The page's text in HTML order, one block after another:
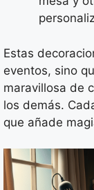
Estas
eventos, sino
maravillosa de
los demás.
que añade